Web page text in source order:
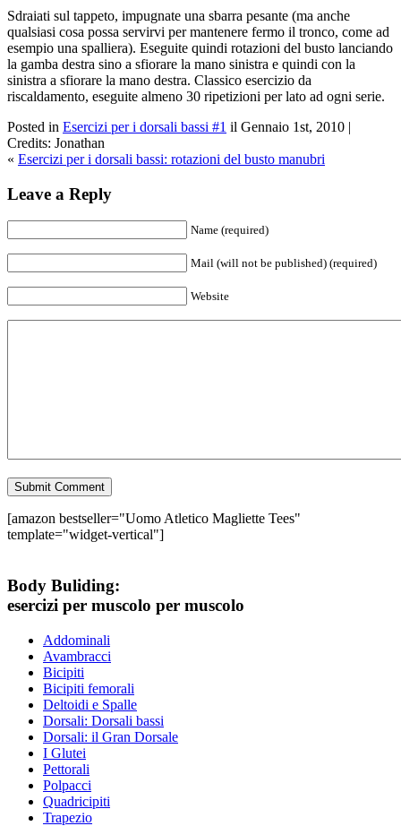
Sdraiati sul tappeto, impugnate una sbarra pesante (ma anche
qualsiasi cosa possa servirvi per mantenere fermo il tronco, come ad
esempio una spalliera). Eseguite quindi rotazioni del busto lanciando
la gamba destra sino a sfiorare la mano sinistra e quindi con la
sinistra a sfiorare la mano destra. Classico esercizio da
riscaldamento, eseguite almeno 30 ripetizioni per lato ad ogni serie.
Posted in Esercizi per i dorsali bassi #1 il Gennaio 1st, 2010 |
Credits: Jonathan
« Esercizi per i dorsali bassi: rotazioni del busto manubri
Leave a Reply
Name (required)
Mail (will not be published) (required)
Website
[amazon bestseller="Uomo Atletico Magliette Tees"
template="widget-vertical"]
Body Buliding:
esercizi per muscolo per muscolo
Addominali
Avambracci
Bicipiti
Bicipiti femorali
Deltoidi e Spalle
Dorsali: Dorsali bassi
Dorsali: il Gran Dorsale
I Glutei
Pettorali
Polpacci
Quadricipiti
Trapezio